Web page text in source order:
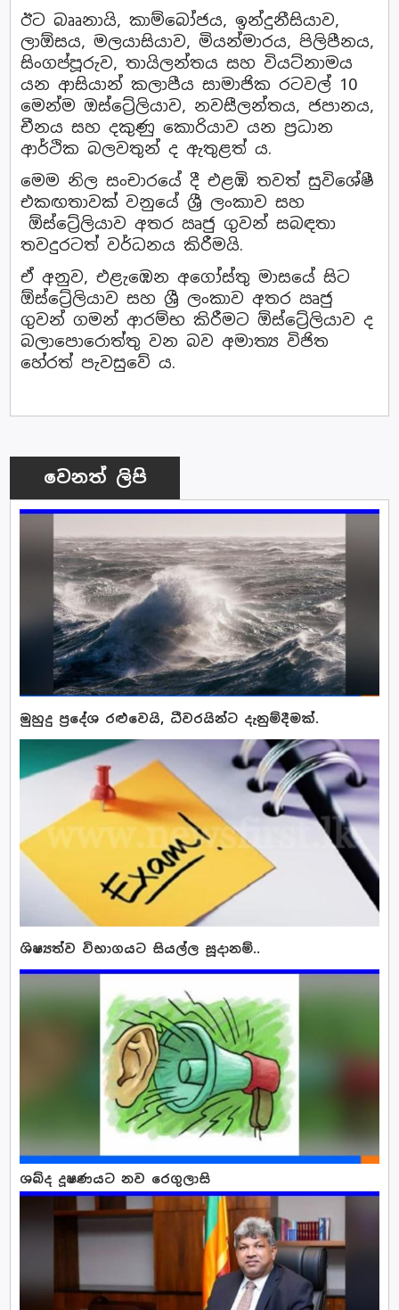
ඊට බෲනායි, කාම්බෝජය, ඉන්දුනීසියාව,
ලාඕසය, මලයාසියාව, මියන්මාරය, පිලිපීනය,
සිංගප්පූරුව, තායිලන්තය සහ වියට්නාමය
යන ආසියාන් කලාපීය සාමාජික රටවල් 10
මෙන්ම ඔස්ට්‍රේලියාව, නවසීලන්තය, ජපානය,
චීනය සහ දකුණු කොරියාව යන ප්‍රධාන
ආර්ථික බලවතුන් ද ඇතුළත් ය.
මෙම නිල සංචාරයේ දී එළඹි තවත් සුවිශේෂී
එකඟතාවක් වනුයේ ශ්‍රී ලංකාව සහ
ඕස්ට්‍රේලියාව අතර ඍජු ගුවන් සබඳතා
තවදුරටත් වර්ධනය කිරීමයි.
ඒ අනුව, එළැඹෙන අගෝස්තු මාසයේ සිට
ඕස්ට්‍රේලියාව සහ ශ්‍රී ලංකාව අතර ඍජු
ගුවන් ගමන් ආරම්භ කිරීමට ඕස්ට්‍රේලියාව ද
බලාපොරොත්තු වන බව අමාත්‍ය විජිත
හේරත් පැවසුවේ ය.
වෙනත් ලිපි
මුහුදු ප්‍රදේශ රළුවෙයි, ධීවරයින්ට දැනුම්දීමක්.
ශිෂ්‍යත්ව විභාගයට සියල්ල සූදානම්..
ශබ්ද දූෂණයට නව රෙගුලාසි